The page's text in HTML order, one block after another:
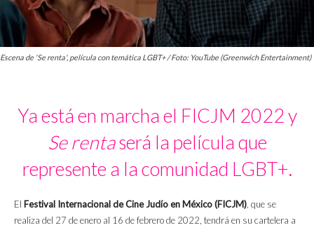
Escena de 'Se renta', película con temática LGBT+ / Foto: YouTube (Greenwich Entertainment)
Ya está en marcha el FICJM 2022 y
Se rentaserá la película que
represente a la comunidad LGBT+.
El Festival Internacional de Cine Judío en México (FICJM), que se
realiza del 27 de enero al 16 de febrero de 2022, tendrá en su cartelera a